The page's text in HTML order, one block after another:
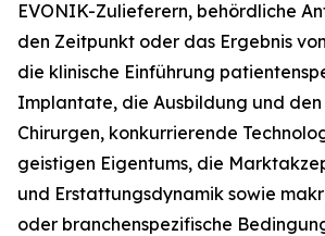
EVONIK-Zulieferern, behördliche
den Zeitpunkt oder das Ergebnis
die klinische Einführung
Implantate, die Ausbildung und den
Chirurgen, konkurrierende
geistigen Eigentums, die
und Erstattungsdynamik sowie
oder branchenspezifische